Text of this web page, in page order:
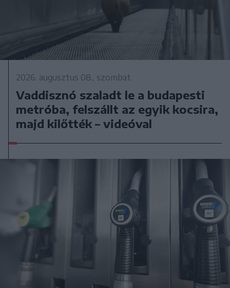
2026. augusztus 08., szombat
Vaddisznó szaladt le a budapesti
metróba, felszállt az egyik kocsira,
majd kilőtték – videóval